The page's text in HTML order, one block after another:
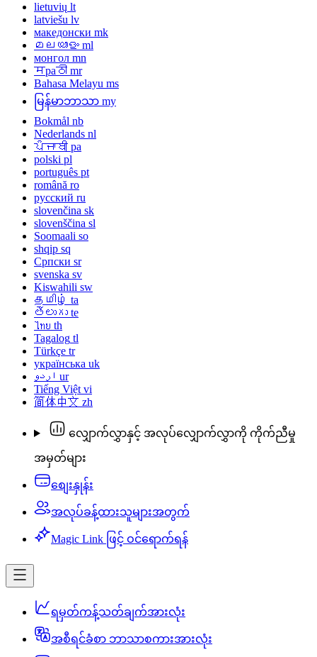
lietuvių lt
latviešu lv
македонски mk
മലയാളം ml
монгол mn
मраठी mr
Bahasa Melayu ms
မြန်မာဘာသာ my
Bokmål nb
Nederlands nl
ਪੰਜਾਬੀ pa
polski pl
português pt
română ro
русский ru
slovenčina sk
slovenščina sl
Soomaali so
shqip sq
Српски sr
svenska sv
Kiswahili sw
தமிழ் ta
తెలుగు te
ไทย th
Tagalog tl
Türkçe tr
українська uk
اردو ur
Tiếng Việt vi
简体中文 zh
လျှောက်လွှာနှင့် အလုပ်လျှောက်လွှာကို ကိုက်ညီမှု
အမှတ်များ
စျေးနှုန်း
အလုပ်ခန့်ထားသူများအတွက်
Magic Link ဖြင့် ဝင်ရောက်ရန်
ရမှတ်ကန့်သတ်ချက်အားလုံး
အစီရင်ခံစာ ဘာသာစကားအားလုံး